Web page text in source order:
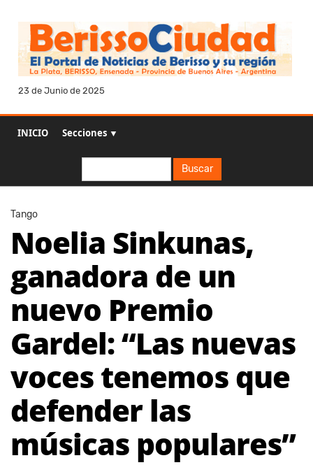
23 de Junio de 2025
INICIO Secciones ▼
Buscar
Tango
Noelia Sinkunas,
ganadora de un
nuevo Premio
Gardel: “Las nuevas
voces tenemos que
defender las
músicas populares”